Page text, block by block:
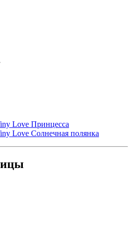
Love Принцесса
Love Солнечная полянка